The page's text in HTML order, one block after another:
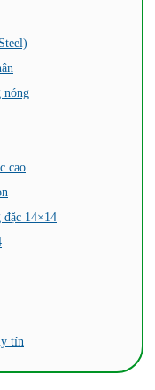
nóng
cao
14×14
tín